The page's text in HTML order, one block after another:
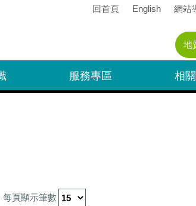
回首頁 English 網站
服務專區 相
每頁顯示筆數